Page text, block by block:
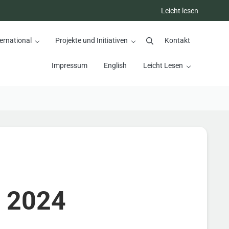
Leicht lesen
Projekte und Initiativen SuchenKontakt
Impressum English Leicht Lesen
2024